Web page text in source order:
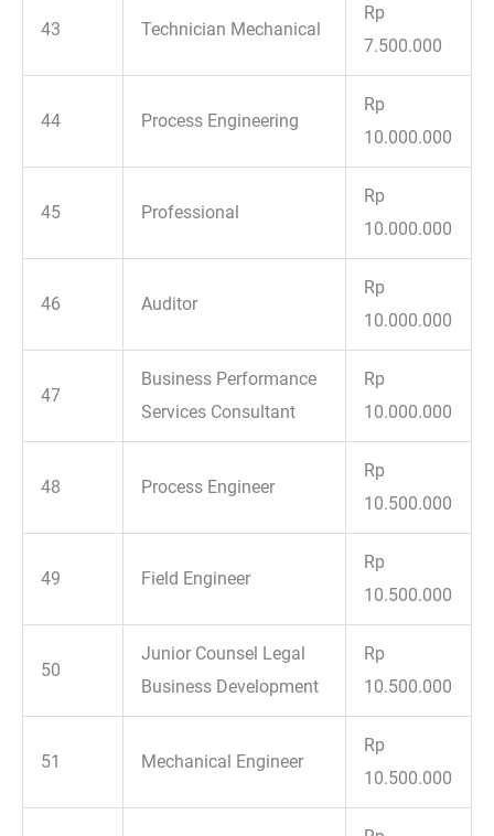
43 Technician Mechanical
Rp
7.500.000
44 Process Engineering
Rp
10.000.000
45 Professional
Rp
10.000.000
46 Auditor
Rp
10.000.000
47
Business Performance
Services Consultant
Rp
10.000.000
48 Process Engineer
Rp
10.500.000
49 Field Engineer
Rp
10.500.000
50
Junior Counsel Legal
Business Development
Rp
10.500.000
51 Mechanical Engineer
Rp
10.500.000